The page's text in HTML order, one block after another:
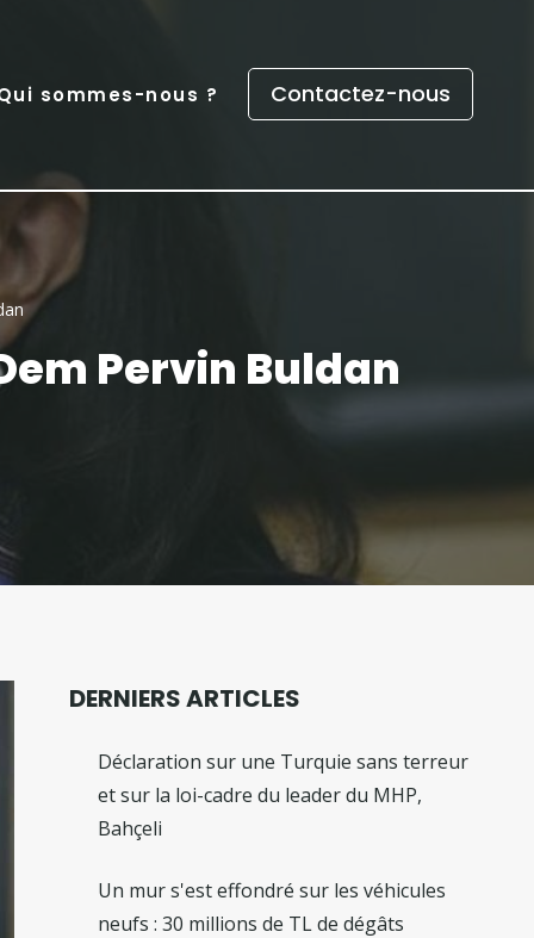
sommes-nous ? Contactez-nous
Pervin Buldan
DERNIERS ARTICLES
Déclaration sur une Turquie sans terreur
et sur la loi-cadre du leader du MHP,
Bahçeli
Un mur s'est effondré sur les véhicules
neufs : 30 millions de TL de dégâts